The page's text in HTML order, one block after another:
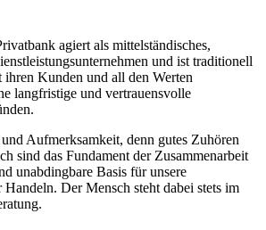
agiert als mittelständisches,
und ist traditionell
ihren Kunden und all den Werten
langfristige und vertrauensvolle
Aufmerksamkeit, denn gutes Zuhören
sind das Fundament der Zusammenarbeit
unabdingbare Basis für unsere
Der Mensch steht dabei stets im